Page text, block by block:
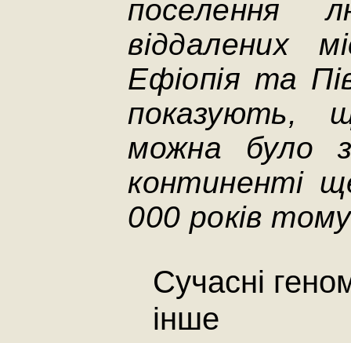
поселення
віддалених
Ефіопія та
показують,
можна було
континенті
000 років
Сучасні
інше